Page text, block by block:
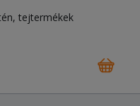
tejtermékek